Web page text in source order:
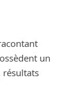
un
résultats